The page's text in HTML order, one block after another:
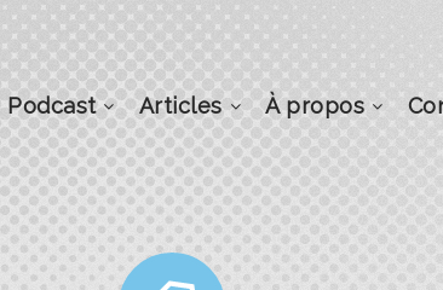
Podcast Articles À propos